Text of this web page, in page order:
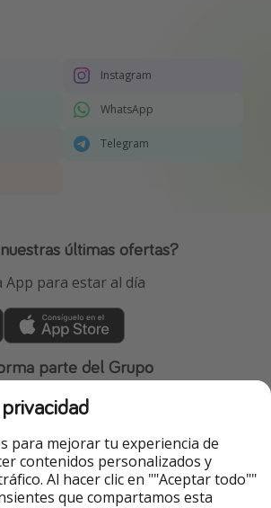
Instagram
WhatsApp
Telegram
últimas ofertas?
App para estar al día
parte del Grupo
HolidayPirates
WakacyjniPiraci
Ferienpiraten
Urlaubspiraten
para mejorar tu experiencia de
contenidos personalizados y
Al hacer clic en ""Aceptar todo""
que compartamos esta